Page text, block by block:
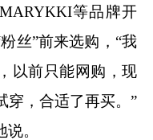
等品牌开
丝”前来选购，“我
以前只能网购，现
穿，合适了再买。”
。